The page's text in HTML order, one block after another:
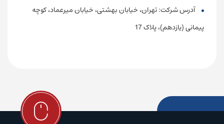
آدرس شرکت: تهران، خیابان بهشتی، خیابان میرعماد، کوچه
پیمانی (یازدهم)، پلاک 17